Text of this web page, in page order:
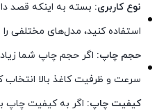
نوع کاربری: بسته به اینکه قصد
استفاده کنید، مدل‌های مختلفی
حجم چاپ: اگر حجم چاپ شما
سرعت و ظرفیت کاغذ بالا انتخاب
کیفیت چاپ: اگر به کیفیت چاپ